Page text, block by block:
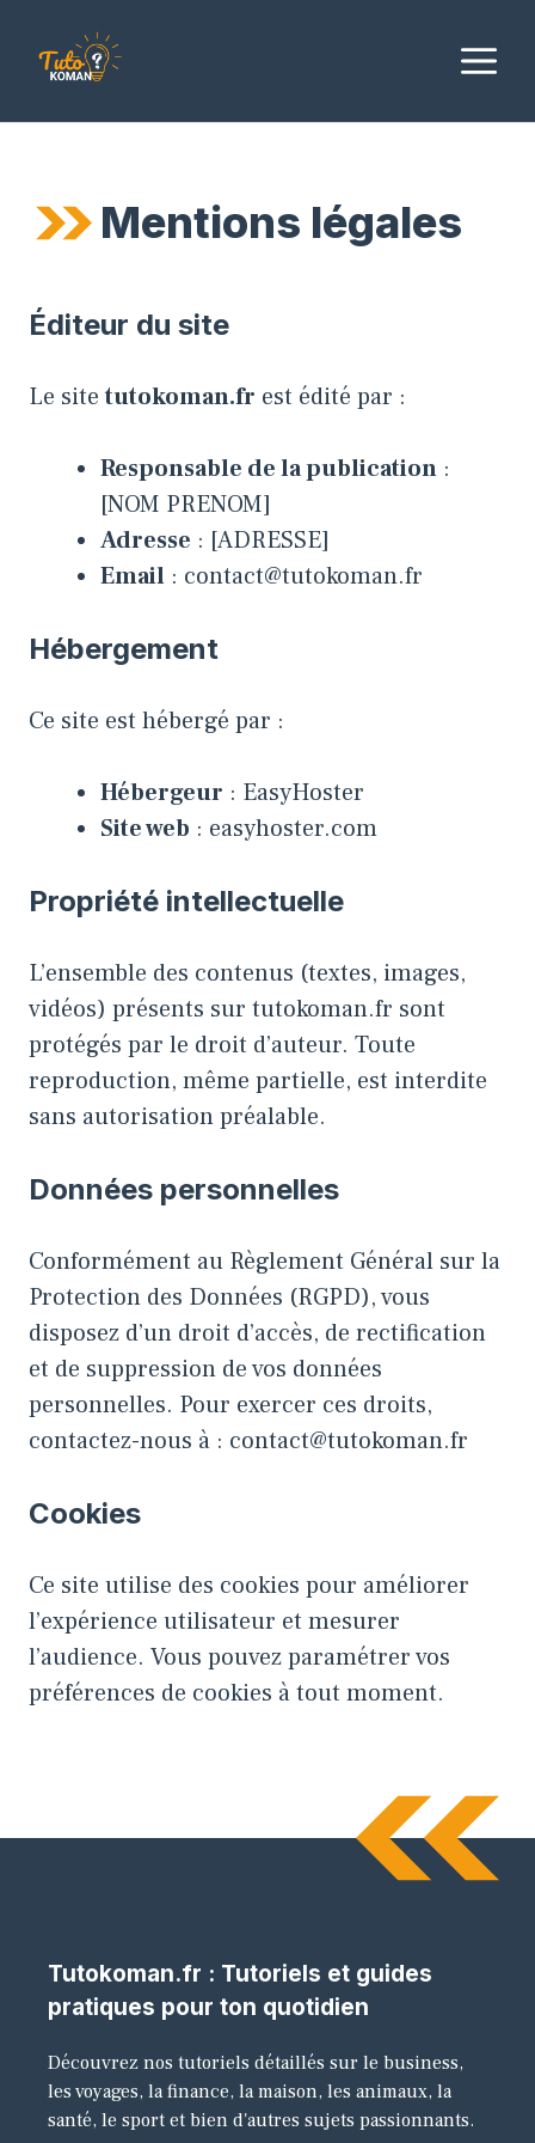
contenu
Mentions légales
Éditeur du site
Le sitetutokoman.fr est édité par :
Responsable de la publication :
[NOM PRENOM]
Adresse : [ADRESSE]
Email : contact@tutokoman.fr
Hébergement
Ce site est hébergé par :
Hébergeur : EasyHoster
Site web : easyhoster.com
Propriété intellectuelle
L’ensemble des contenus (textes, images,
vidéos) présents sur tutokoman.fr sont
protégés par le droit d’auteur. Toute
reproduction, même partielle, est interdite
sans autorisation préalable.
Données personnelles
Conformément au Règlement Général sur la
Protection des Données (RGPD), vous
disposez d’un droit d’accès, de rectification
et de suppression de vos données
personnelles. Pour exercer ces droits,
contactez-nous à : contact@tutokoman.fr
Cookies
Ce site utilise des cookies pour améliorer
l’expérience utilisateur et mesurer
l’audience. Vous pouvez paramétrer vos
préférences de cookies à tout moment.
Tutokoman.fr : Tutoriels et guides
pratiques pour ton quotidien
Découvrez nos tutoriels détaillés sur le business,
les voyages, la finance, la maison, les animaux, la
santé, le sport et bien d'autres sujets passionnants.